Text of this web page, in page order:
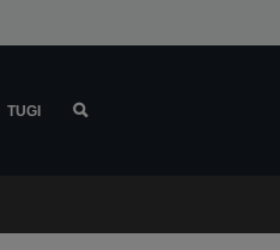
TUGI